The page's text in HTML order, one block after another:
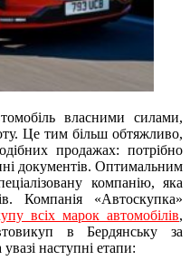
власними силами,
Це тим більш обтяжливо,
продажах: потрібно
документів. Оптимальним
компанію, яка
Компанія «Автоскупка»
всіх марок автомобілів,
в Бердянську за
наступні етапи: